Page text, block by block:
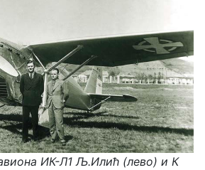
ИК-Л1 Љ.Илић (лево) и К